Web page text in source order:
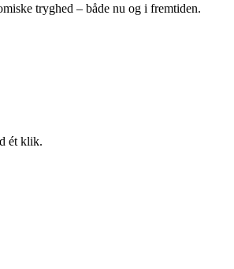
tryghed – både nu og i fremtiden.
ét klik.